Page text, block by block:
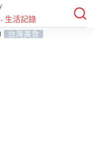
生活記錄
台灣美食